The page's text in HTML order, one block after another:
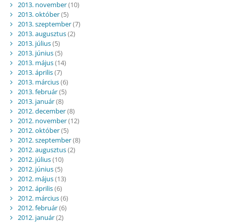
2013. november(10)
2013. október(5)
2013. szeptember(7)
2013. augusztus(2)
2013. július(5)
2013. június(5)
2013. május(14)
2013. április(7)
2013. március(6)
2013. február(5)
2013. január(8)
2012. december(8)
2012. november(12)
2012. október(5)
2012. szeptember(8)
2012. augusztus(2)
2012. július(10)
2012. június(5)
2012. május(13)
2012. április(6)
2012. március(6)
2012. február(6)
2012. január(2)